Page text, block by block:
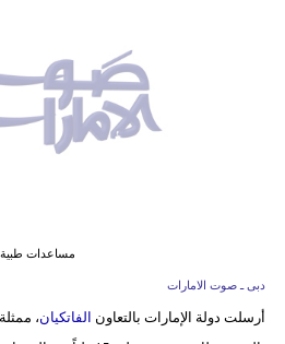
مساعدات طبية
دبى ـ صوت الامارات
أرسلت دولة الإمارات بالتعاون الفاتكيان،